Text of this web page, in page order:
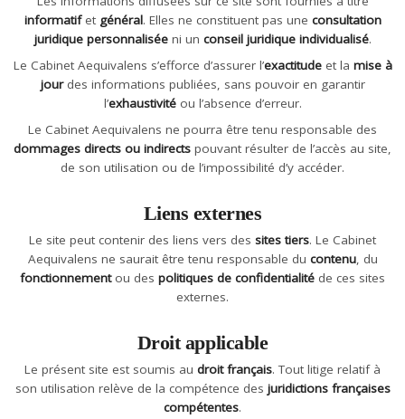
informatifet général. Elles ne constituent pas une consultation
juridique personnaliséeni un conseil juridique individualisé.
Le Cabinet Aequivalens s’efforce d’assurer l’exactitudeet la mise à
jourdes informations publiées, sans pouvoir en garantir
l’exhaustivitéou l’absence d’erreur.
Le Cabinet Aequivalens ne pourra être tenu responsable des
dommages directs ou indirects pouvant résulter de l’accès au site,
de son utilisation ou de l’impossibilité d’y accéder.
Liens externes
Le site peut contenir des liens vers des sites tiers. Le Cabinet
Aequivalens ne saurait être tenu responsable du contenu, du
fonctionnementou des politiques de confidentialité de ces sites
externes.
Droit applicable
Le présent site est soumis au droit français. Tout litige relatif à
son utilisation relève de la compétence des juridictions françaises
compétentes.